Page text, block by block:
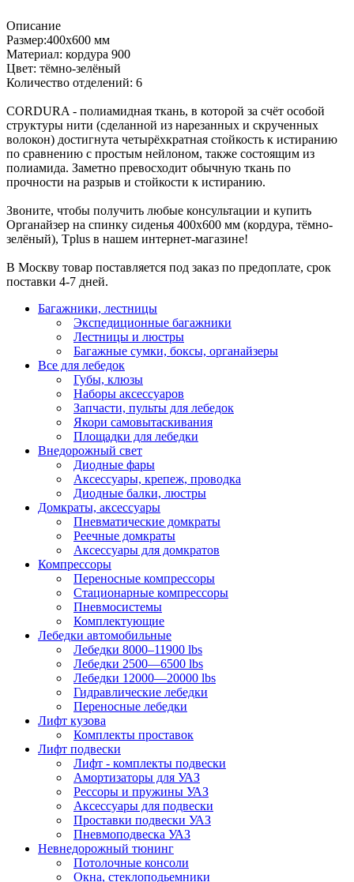
Описание
Размер:400х600 мм
Материал: кордура 900
Цвет: тёмно-зелёный
Количество отделений: 6
CORDURA - полиамидная ткань, в которой за счёт особой
структуры нити (сделанной из нарезанных и скрученных
волокон) достигнута четырёхкратная стойкость к истиранию
по сравнению с простым нейлоном, также состоящим из
полиамида. Заметно превосходит обычную ткань по
прочности на разрыв и стойкости к истиранию.
Звоните, чтобы получить любые консультации и купить
Органайзер на спинку сиденья 400х600 мм (кордура, тёмно-
зелёный), Tplus в нашем интернет-магазине!
В Москву товар поставляется под заказ по предоплате, срок
поставки 4-7 дней.
Багажники, лестницы
Экспедиционные багажники
Лестницы и люстры
Багажные сумки, боксы, органайзеры
Все для лебедок
Губы, клюзы
Наборы аксессуаров
Запчасти, пульты для лебедок
Якори самовытаскивания
Площадки для лебедки
Внедорожный свет
Диодные фары
Аксессуары, крепеж, проводка
Диодные балки, люстры
Домкраты, аксессуары
Пневматические домкраты
Реечные домкраты
Аксессуары для домкратов
Компрессоры
Переносные компрессоры
Стационарные компрессоры
Пневмосистемы
Комплектующие
Лебедки автомобильные
Лебедки 8000–11900 lbs
Лебедки 2500—6500 lbs
Лебедки 12000—20000 lbs
Гидравлические лебедки
Переносные лебедки
Лифт кузова
Комплекты проставок
Лифт подвески
Лифт - комплекты подвески
Амортизаторы для УАЗ
Рессоры и пружины УАЗ
Аксессуары для подвески
Проставки подвески УАЗ
Пневмоподвеска УАЗ
Невнедорожный тюнинг
Потолочные консоли
Окна, стеклоподьемники